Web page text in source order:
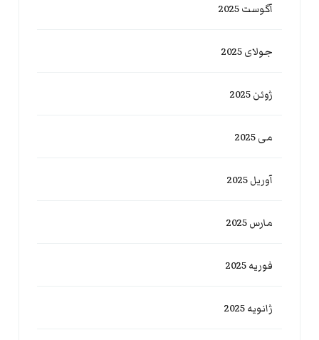
آگوست 2025
جولای 2025
ژوئن 2025
می 2025
آوریل 2025
مارس 2025
فوریه 2025
ژانویه 2025